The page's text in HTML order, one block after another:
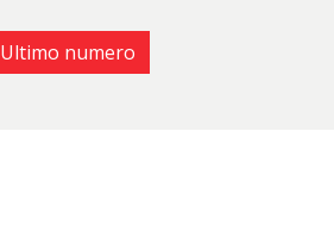
Ultimo numero